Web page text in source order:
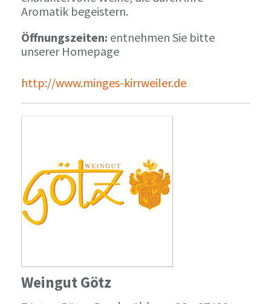
Aromatik begeistern.
Öffnungszeiten: entnehmen Sie bitte
unserer Homepage
http://www.minges-kirrweiler.de
Weingut Götz